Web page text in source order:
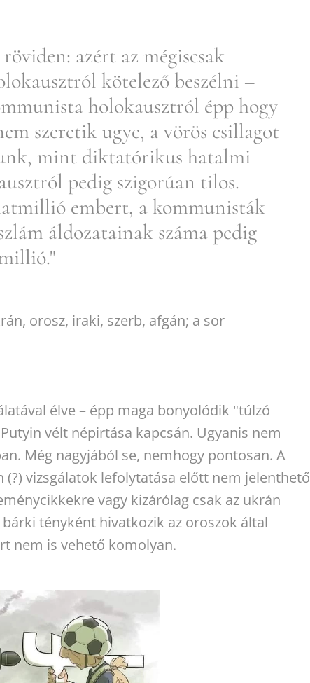
azért az mégiscsak
kötelező beszélni –
holokausztról épp hogy
szeretik ugye, a vörös csillagot
mint diktatórikus hatalmi
pedig szigorúan tilos.
embert, a kommunisták
áldozatainak száma pedig
orosz, iraki, szerb, afgán; a sor
élve – épp maga bonyolódik "túlzó
vélt népirtása kapcsán. Ugyanis nem
Még nagyjából se, nemhogy pontosan. A
vizsgálatok lefolytatása előtt nem jelenthető
vagy kizárólag csak az ukrán
tényként hivatkozik az oroszok által
nem is vehető komolyan.